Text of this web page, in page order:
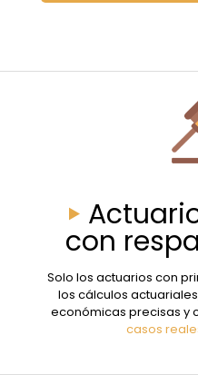
con
Solo los actuarios con
los cálculos
económicas precisas y
casos